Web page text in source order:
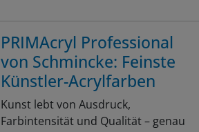
PRIMAcryl Professional
von Schmincke: Feinste
Künstler-Acrylfarben
Kunst lebt von Ausdruck,
Farbintensität und Qualität – genau